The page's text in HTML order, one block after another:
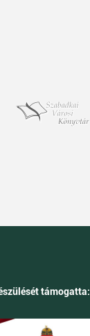
támogatta: